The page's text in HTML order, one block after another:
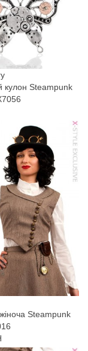
кулон Steampunk
Steampunk